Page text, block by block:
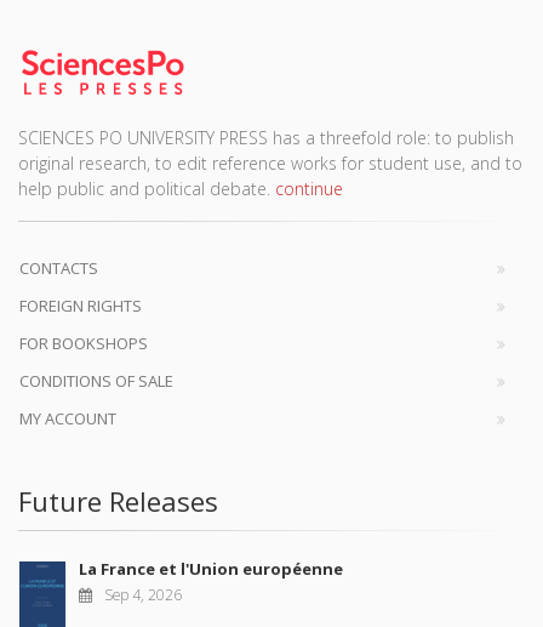
SCIENCES PO UNIVERSITY PRESS has a threefold role: to publish
original research, to edit reference works for student use, and to
help public and political debate. continue
CONTACTS
FOREIGN RIGHTS
FOR BOOKSHOPS
CONDITIONS OF SALE
MY ACCOUNT
Future Releases
La France et l'Union européenne
Sep 4, 2026